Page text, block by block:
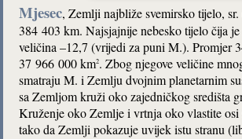
Mjesec, Zemlji najbliže svemirsko tijelo,
384 403 km. Najsjajnije nebesko tijelo čija je
veličina –12,7 (vrijedi za puni M.). Promjer
37 966 000 km2. Zbog njegove veličine
smatraju M. i Zemlju dvojnim planetarnim
sa Zemljom kruži oko zajedničkog središta
Kruženje oko Zemlje i vrtnja oko vlastite osi
tako da Zemlji pokazuje uvijek istu stranu